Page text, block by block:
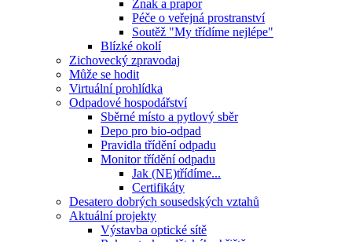
Znak a prapor
Péče o veřejná prostranství
Soutěž "My třídíme nejlépe"
Blízké okolí
Zichovecký zpravodaj
Může se hodit
Virtuální prohlídka
Odpadové hospodářství
Sběrné místo a pytlový sběr
Depo pro bio-odpad
Pravidla třídění odpadu
Monitor třídění odpadu
Jak (NE)třídíme...
Certifikáty
Desatero dobrých sousedských vztahů
Aktuální projekty
Výstavba optické sítě